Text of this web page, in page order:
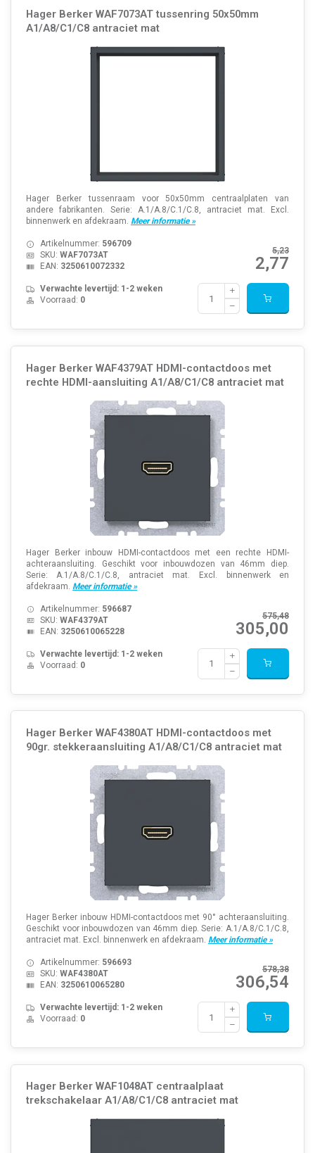
Hager Berker WAF7073AT tussenring 50x50mm
A1/A8/C1/C8 antraciet mat
Hager Berker tussenraam voor 50x50mm centraalplaten van
andere fabrikanten. Serie: A.1/A.8/C.1/C.8, antraciet mat. Excl.
binnenwerk en afdekraam. Meer informatie »
5,23
2,77
Artikelnummer: 596709
SKU: WAF7073AT
EAN: 3250610072332
Verwachte levertijd: 1-2 weken
Voorraad: 0
Hager Berker WAF4379AT HDMI-contactdoos met
rechte HDMI-aansluiting A1/A8/C1/C8 antraciet mat
Hager Berker inbouw HDMI-contactdoos met een rechte HDMI-
achteraansluiting. Geschikt voor inbouwdozen van 46mm diep.
Serie: A.1/A.8/C.1/C.8, antraciet mat. Excl. binnenwerk en
afdekraam. Meer informatie »
575,48
305,00
Artikelnummer: 596687
SKU: WAF4379AT
EAN: 3250610065228
Verwachte levertijd: 1-2 weken
Voorraad: 0
Hager Berker WAF4380AT HDMI-contactdoos met
90gr. stekkeraansluiting A1/A8/C1/C8 antraciet mat
Hager Berker inbouw HDMI-contactdoos met 90° achteraansluiting.
Geschikt voor inbouwdozen van 46mm diep. Serie: A.1/A.8/C.1/C.8,
antraciet mat. Excl. binnenwerk en afdekraam. Meer informatie »
578,38
306,54
Artikelnummer: 596693
SKU: WAF4380AT
EAN: 3250610065280
Verwachte levertijd: 1-2 weken
Voorraad: 0
Hager Berker WAF1048AT centraalplaat
trekschakelaar A1/A8/C1/C8 antraciet mat